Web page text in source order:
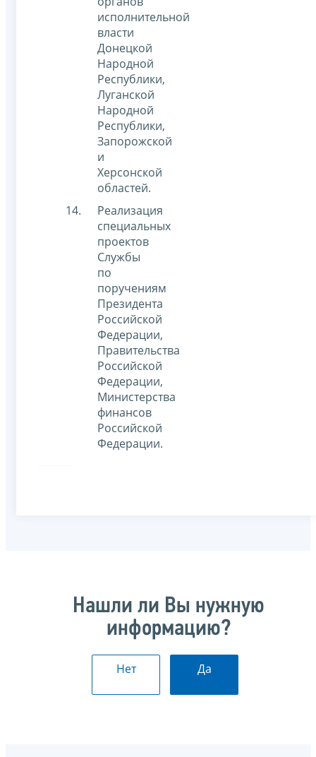
исполнительной
власти
Донецкой
Народной
Республики,
Луганской
Народной
Республики,
Запорожской
и
Херсонской
областей.
Реализация
специальных
проектов
Службы
по
поручениям
Президента
Российской
Федерации,
Правительства
Российской
Федерации,
Министерства
финансов
Российской
Федерации.
Нашли ли Вы нужную
информацию?
Нет Да